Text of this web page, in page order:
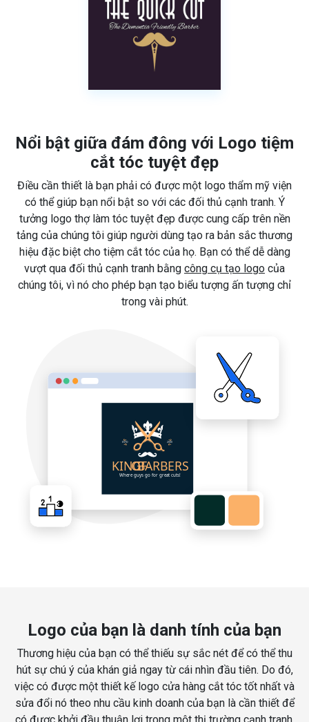
Nổi bật giữa đám đông với Logo tiệm
cắt tóc tuyệt đẹp
Điều cần thiết là bạn phải có được một logo thẩm mỹ viện
có thể giúp bạn nổi bật so với các đối thủ cạnh tranh. Ý
tưởng logo thợ làm tóc tuyệt đẹp được cung cấp trên nền
tảng của chúng tôi giúp người dùng tạo ra bản sắc thương
hiệu đặc biệt cho tiệm cắt tóc của họ. Bạn có thể dễ dàng
vượt qua đối thủ cạnh tranh bằng công cụ tạo logo của
chúng tôi, vì nó cho phép bạn tạo biểu tượng ấn tượng chỉ
trong vài phút.
Logo của bạn là danh tính của bạn
Thương hiệu của bạn có thể thiếu sự sắc nét để có thể thu
hút sự chú ý của khán giả ngay từ cái nhìn đầu tiên. Do đó,
việc có được một thiết kế logo cửa hàng cắt tóc tốt nhất và
sửa đổi nó theo nhu cầu kinh doanh của bạn là cần thiết để